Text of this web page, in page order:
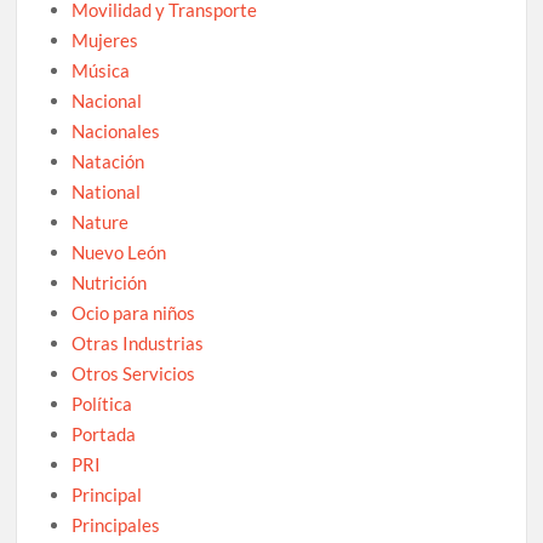
Movilidad y Transporte
Mujeres
Música
Nacional
Nacionales
Natación
National
Nature
Nuevo León
Nutrición
Ocio para niños
Otras Industrias
Otros Servicios
Política
Portada
PRI
Principal
Principales